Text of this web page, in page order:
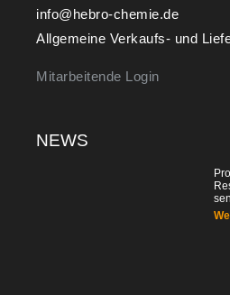
info@hebro-chemie.de
Allgemeine Verkaufs- und
Mitarbeitende Login
NEWS